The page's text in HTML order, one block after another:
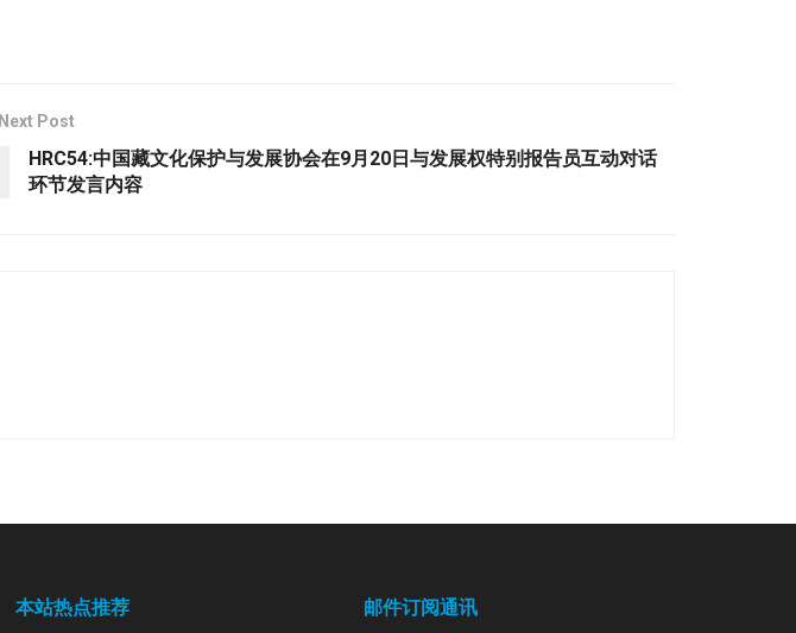
Next Post
HRC54:中国藏文化保护与发展协会在9月20日与发展权特别报告员互动对话
环节发言内容
本站热点推荐 邮件订阅通讯